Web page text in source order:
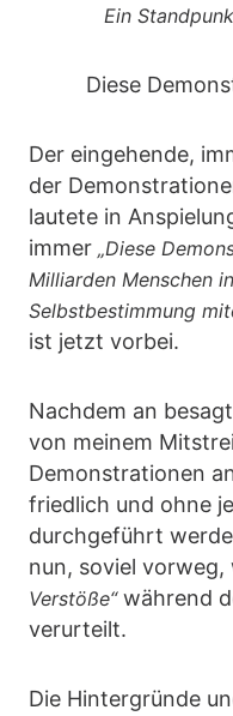
Ein
Diese
Der eingehende,
der
lautete in
immer „Diese
Milliarden Menschen
Selbstbestimmung
ist jetzt vorbei.
Nachdem an
von meinem
Demonstrationen
friedlich und ohne
durchgeführt
nun, soviel vorweg,
Verstöße“während
verurteilt.
Die Hintergründe